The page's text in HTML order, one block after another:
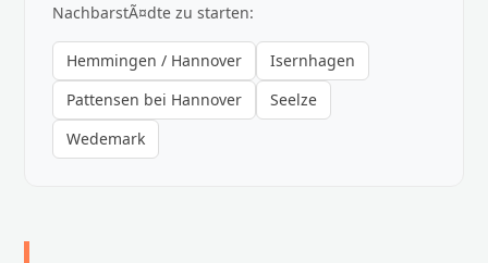
NachbarstÃ¤dte zu starten:
Hemmingen / Hannover
Isernhagen
Pattensen bei Hannover
Seelze
Wedemark